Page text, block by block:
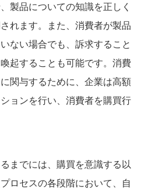
製品についての知識を正しく
れます。また、消費者が製品
ない場合でも、訴求すること
起することも可能です。消費
関与するために、企業は高額
ョンを行い、消費者を購買行
までには、購買を意識する以
ロセスの各段階において、自